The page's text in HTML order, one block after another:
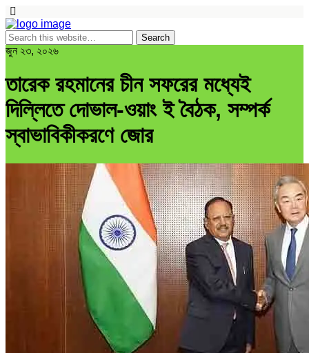
জুন ২৩, ২০২৬
তারেক রহমানের চীন সফরের মধ্যেই
দিল্লিতে দোভাল-ওয়াং ই বৈঠক, সম্পর্ক
স্বাভাবিকীকরণে জোর